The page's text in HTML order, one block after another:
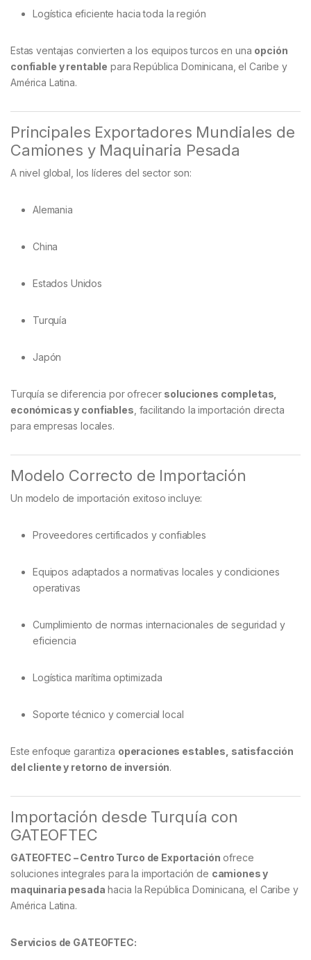
Logística eficiente hacia toda la región
Estas ventajas convierten a los equipos turcos en una opción
confiable y rentable para República Dominicana, el Caribe y
América Latina.
Principales Exportadores Mundiales de
Camiones y Maquinaria Pesada
A nivel global, los líderes del sector son:
Alemania
China
Estados Unidos
Turquía
Japón
Turquía se diferencia por ofrecer soluciones completas,
económicas y confiables , facilitando la importación directa
para empresas locales.
Modelo Correcto de Importación
Un modelo de importación exitoso incluye:
Proveedores certificados y confiables
Equipos adaptados a normativas locales y condiciones
operativas
Cumplimiento de normas internacionales de seguridad y
eficiencia
Logística marítima optimizada
Soporte técnico y comercial local
Este enfoque garantiza operaciones estables, satisfacción
del cliente y retorno de inversión.
Importación desde Turquía con
GATEOFTEC
GATEOFTEC – Centro Turco de Exportación ofrece
soluciones integrales para la importación de camiones y
maquinaria pesada hacia la República Dominicana, el Caribe y
América Latina.
Servicios de GATEOFTEC: